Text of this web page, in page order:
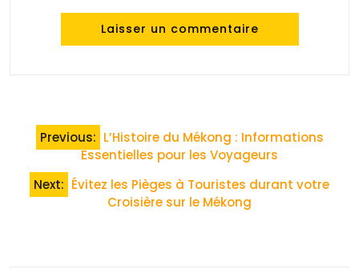
Navigation
l’article
Previous: L’Histoire du Mékong : Informations
Essentielles pour les Voyageurs
Next: Évitez les Pièges à Touristes durant votre
Croisière sur le Mékong